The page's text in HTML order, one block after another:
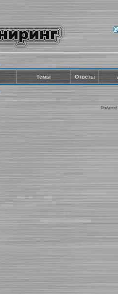
Темы Ответы